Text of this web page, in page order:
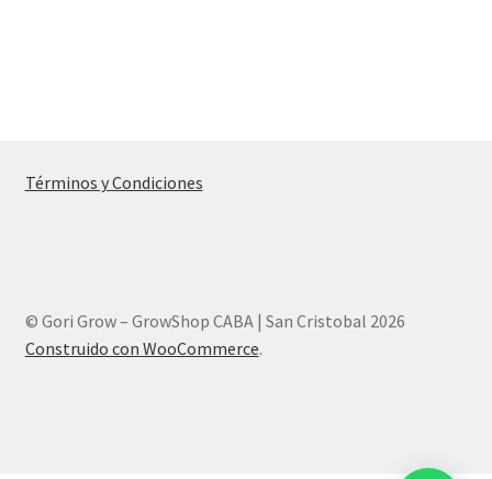
Términos y Condiciones
© Gori Grow – GrowShop CABA | San Cristobal 2026
Construido con WooCommerce.